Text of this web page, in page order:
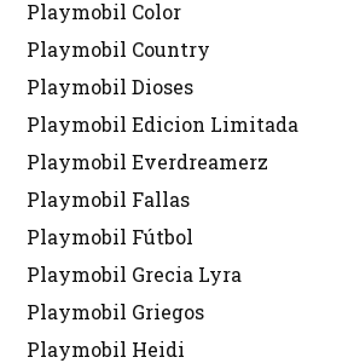
Playmobil Color
Playmobil Country
Playmobil Dioses
Playmobil Edicion Limitada
Playmobil Everdreamerz
Playmobil Fallas
Playmobil Fútbol
Playmobil Grecia Lyra
Playmobil Griegos
Playmobil Heidi